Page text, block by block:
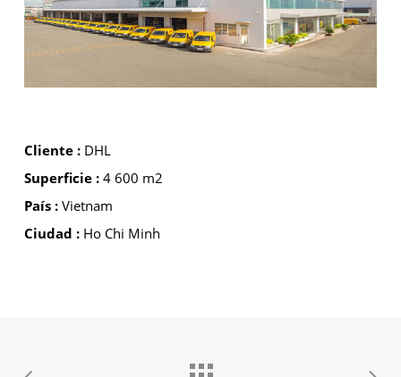
Cliente : DHL
Superficie : 4 600 m2
País : Vietnam
Ciudad : Ho Chi Minh